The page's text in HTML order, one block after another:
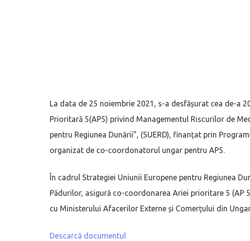
La data de 25 noiembrie 2021, s-a desfășurat cea de-a
Prioritară 5(AP5) privind Managementul Riscurilor de
pentru Regiunea Dunării”, (SUERD), finanțat prin
organizat de co-coordonatorul ungar pentru AP5.
În cadrul Strategiei Uniunii Europene pentru Regiunea
Pădurilor, asigură co-coordonarea Ariei prioritare 5 (AP
cu Ministerului Afacerilor Externe și Comerțului din
Descarcă documentul